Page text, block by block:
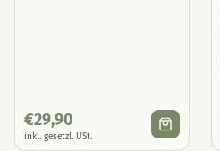
€29,90
inkl. gesetzl. USt.